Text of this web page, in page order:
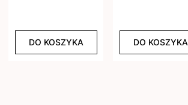
DO KOSZYKA DO KOSZYKA